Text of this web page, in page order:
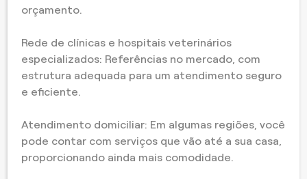
orçamento.
Rede de clínicas e hospitais veterinários
especializados: Referências no mercado, com
estrutura adequada para um atendimento seguro
e eficiente.
Atendimento domiciliar: Em algumas regiões, você
pode contar com serviços que vão até a sua casa,
proporcionando ainda mais comodidade.